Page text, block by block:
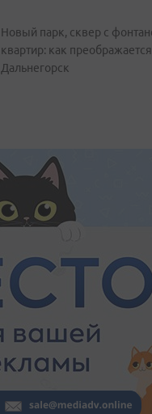
Новый парк, сквер с
квартир: как преображается
Дальнегорск